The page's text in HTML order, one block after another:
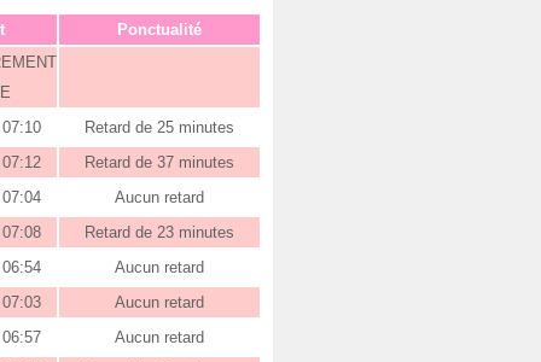
Ponctualité
Retard de 25 minutes
Retard de 37 minutes
Aucun retard
Retard de 23 minutes
Aucun retard
Aucun retard
Aucun retard